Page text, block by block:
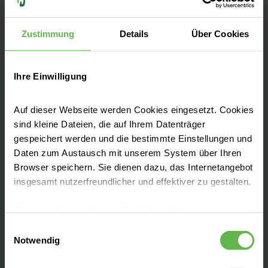
Zustimmung Details Über Cookies
Ihre Einwilligung
Auf dieser Webseite werden Cookies eingesetzt. Cookies
sind kleine Dateien, die auf Ihrem Datenträger
gespeichert werden und die bestimmte Einstellungen und
Daten zum Austausch mit unserem System über Ihren
Browser speichern. Sie dienen dazu, das Internetangebot
insgesamt nutzerfreundlicher und effektiver zu gestalten.
eingesetzt werden.
Notwendig
Listenplatz bei der
Universität Marburg
Fernstudium Betriebswirtschaft,
Schwerpunkt Medizin, Abschluss:
„Diplom Gesundheitsökonom“
(Dipl. oec. med.)
der Universität Heidelberg
Habilitation, Venia legendi